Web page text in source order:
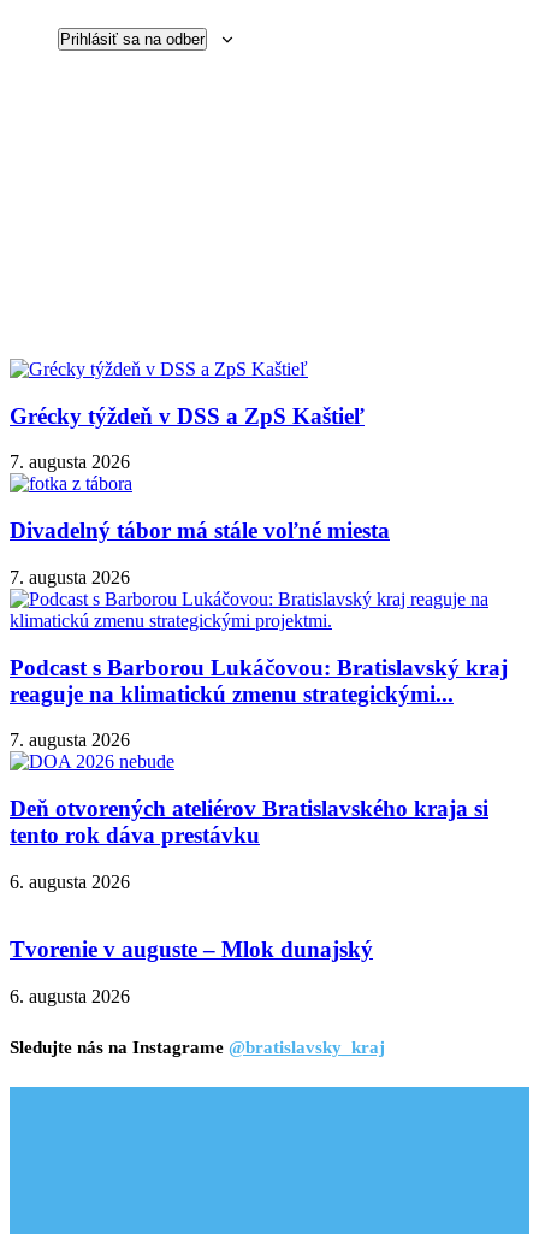
Prihlásiť sa na odber
Grécky týždeň v DSS a ZpS Kaštieľ
7. augusta 2026
Divadelný tábor má stále voľné miesta
7. augusta 2026
Podcast s Barborou Lukáčovou: Bratislavský kraj
reaguje na klimatickú zmenu strategickými...
7. augusta 2026
Deň otvorených ateliérov Bratislavského kraja si
tento rok dáva prestávku
6. augusta 2026
Tvorenie v auguste – Mlok dunajský
6. augusta 2026
Sledujte nás na Instagrame @bratislavsky_kraj